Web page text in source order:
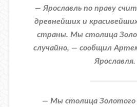
— Ярославль по праву
древнейших и
страны. Мы столица
случайно, — сообщил
Ярославля.
— Мы столица Золотого